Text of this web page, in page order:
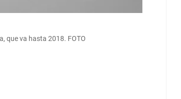
que va hasta 2018. FOTO